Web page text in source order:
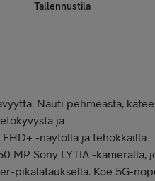
Tallennustila
Nauti pehmeästä,
ja
-näytöllä ja tehokkailla
MP Sony LYTIA -kameralla,
pikalatauksella. Koe 5G-